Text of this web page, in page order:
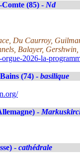
(85) - Nd
Du Caurroy,
Balayer, Gershwin,
2026-la-
(74) - basilique
-
- cathédrale